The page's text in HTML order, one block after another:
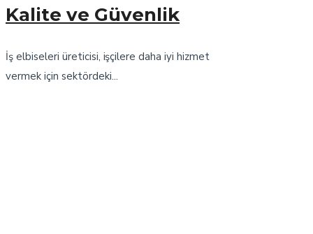
Kalite ve Güvenlik
İş elbiseleri üreticisi, işçilere daha iyi hizmet
vermek için sektördeki...